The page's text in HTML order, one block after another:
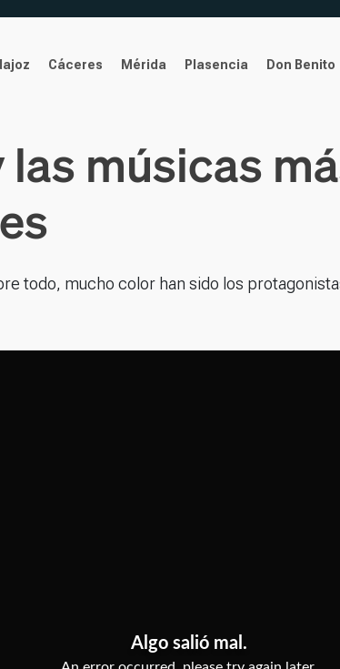
Cáceres Mérida Plasencia Don Benito
músicas
todo, mucho color han sido los